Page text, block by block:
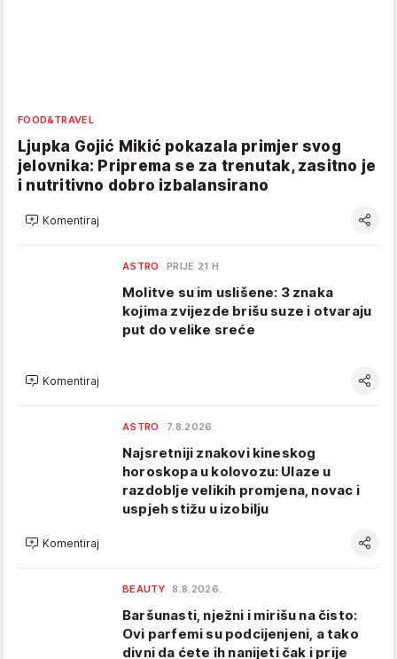
FOOD&TRAVEL
Ljupka Gojić Mikić pokazala primjer svog
jelovnika: Priprema se za trenutak, zasitno je
i nutritivno dobro izbalansirano
Komentiraj
ASTRO PRIJE 21 H
Molitve su im uslišene: 3 znaka
kojima zvijezde brišu suze i otvaraju
put do velike sreće
Komentiraj
ASTRO 7.8.2026.
Najsretniji znakovi kineskog
horoskopa u kolovozu: Ulaze u
razdoblje velikih promjena, novac i
uspjeh stižu u izobilju
Komentiraj
BEAUTY 8.8.2026.
Baršunasti, nježni i mirišu na čisto:
Ovi parfemi su podcijenjeni, a tako
divni da ćete ih nanijeti čak i prije